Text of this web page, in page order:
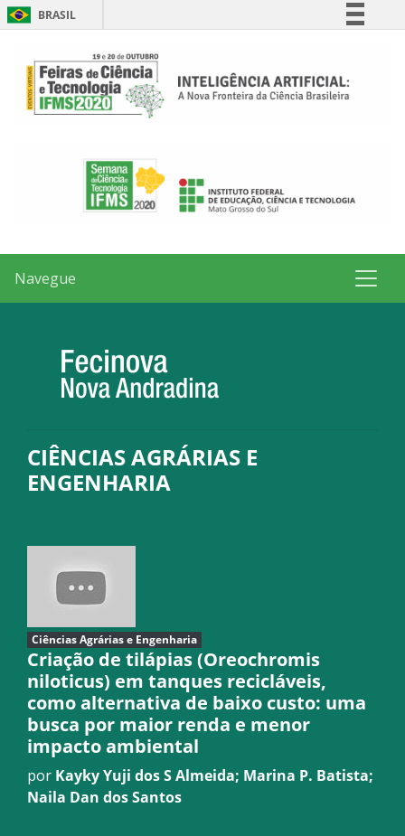
BRASIL
Participe
Navegue
CIÊNCIAS AGRÁRIAS E
ENGENHARIA
Ciências Agrárias e Engenharia
Criação de tilápias (Oreochromis
niloticus) em tanques recicláveis,
como alternativa de baixo custo: uma
busca por maior renda e menor
impacto ambiental
por Kayky Yuji dos S Almeida; Marina P. Batista;
Naila Dan dos Santos